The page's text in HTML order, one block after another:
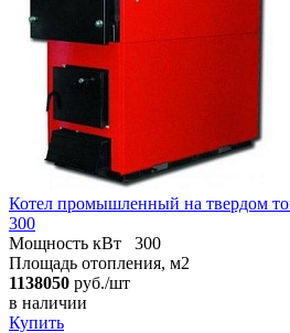
Котел промышленный на твердом
300
Мощность кВт
300
Площадь отопления, м2
1138050 руб./шт
в наличии
Купить